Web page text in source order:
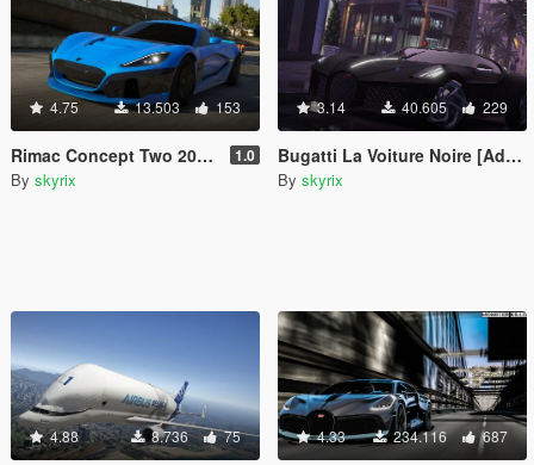
4.75 13.503 153
Rimac Concept Two 2020 [Add-On] 1.0
By skyrix
3.14 40.605 229
Bugatti La Voiture Noire [Add-On]
By skyrix
4.88 8.736 75 4.33 234.116 687